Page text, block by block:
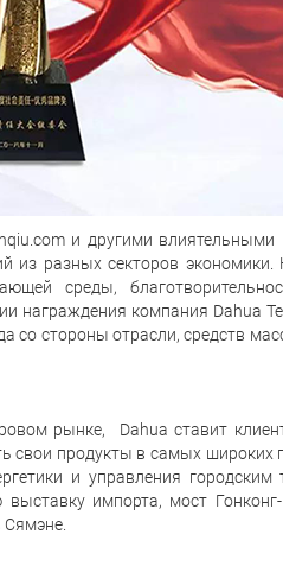
и другими
из разных секторов
среды,
награждения компания Dahua
со стороны отрасли, средств
рынке, Dahua ставит
свои продукты в самых широких
и управления
импорта, мост